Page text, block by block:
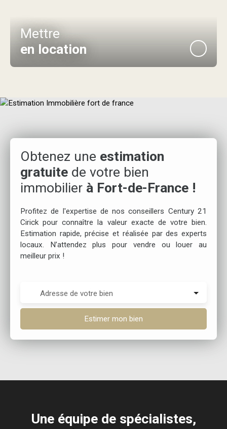
Mettre
en location
Obtenez une estimation
gratuite de votre bien
immobilier à Fort-de-France !
Profitez de l'expertise de nos conseillers Century 21
Cirick pour connaître la valeur exacte de votre bien.
Estimation rapide, précise et réalisée par des experts
locaux. N’attendez plus pour vendre ou louer au
meilleur prix !
Adresse de votre bien
Estimer mon bien
Une équipe de spécialistes,